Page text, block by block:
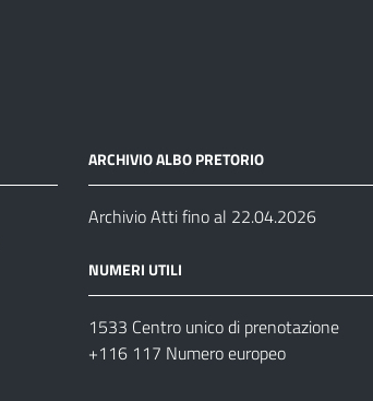
ARCHIVIO ALBO PRETORIO
Archivio Atti fino al 22.04.2026
NUMERI UTILI
1533 Centro unico di prenotazione
+116 117 Numero europeo